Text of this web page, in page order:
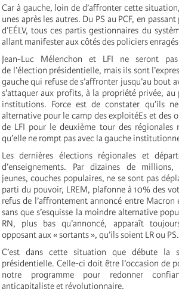
Car à gauche, loin de d’affronter cette
unes après les autres. Du PS au PCF, en
d’EÉLV, tous ces partis gestionnaires du
allant manifester aux côtés des policiers
Jean-Luc Mélenchon et LFI ne seront
de l’élection présidentielle, mais ils sont
gauche qui refuse de s’affronter jusqu’au bout
s'attaquer aux profits, à la propriété privée,
institutions. Force est de constater qu’ils
alternative pour le camp des exploitéEs et des
de LFI pour le deuxième tour des régionales
qu’elle ne rompt pas avec la gauche
Les dernières élections régionales et
d’enseignements. Par dizaines de millions,
jeunes, couches populaires, ne se sont pas
parti du pouvoir, LREM, plafonne à 10% des
refus de l’affrontement annoncé entre Macron
sans que s’esquisse la moindre alternative
RN, plus bas qu’annoncé, apparaît
opposant aux « sortants », qu’ils soient LR ou PS.
C’est dans cette situation que débute la
présidentielle. Celle-ci doit être l’occasion de
notre programme pour redonner
anticapitaliste et révolutionnaire.